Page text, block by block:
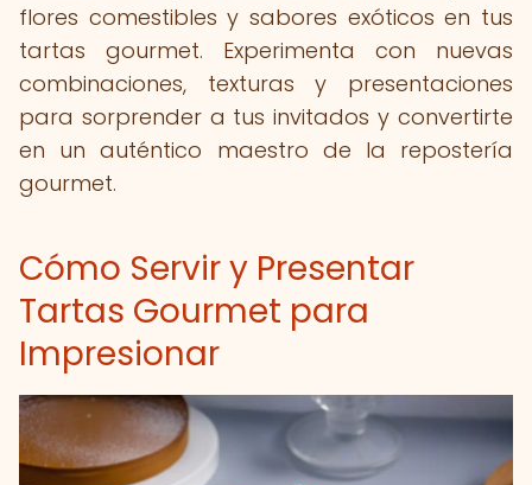
flores comestibles y sabores exóticos en tus
tartas gourmet. Experimenta con nuevas
combinaciones, texturas y presentaciones
para sorprender a tus invitados y convertirte
en un auténtico maestro de la repostería
gourmet.
Cómo Servir y Presentar
Tartas Gourmet para
Impresionar